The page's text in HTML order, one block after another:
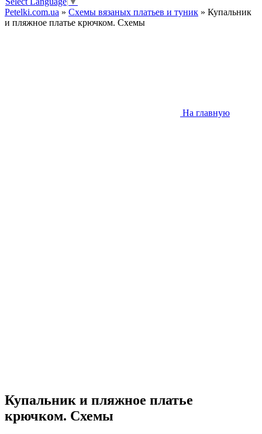
Petelki.com.ua » Схемы вязаных платьев и туник » Купальник
и пляжное платье крючком. Схемы
На главную
Купальник и пляжное платье
крючком. Схемы